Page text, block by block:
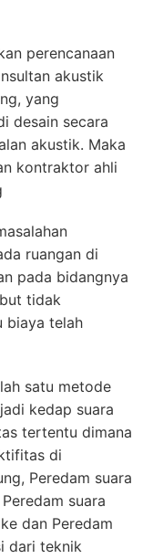
perencanaan
akustik
yang
desain secara
akustik. Maka
kontraktor ahli
ruangan di
pada bidangnya
tidak
biaya telah
satu metode
kedap suara
tertentu dimana
di
Peredam suara
suara
dan Peredam
dari teknik